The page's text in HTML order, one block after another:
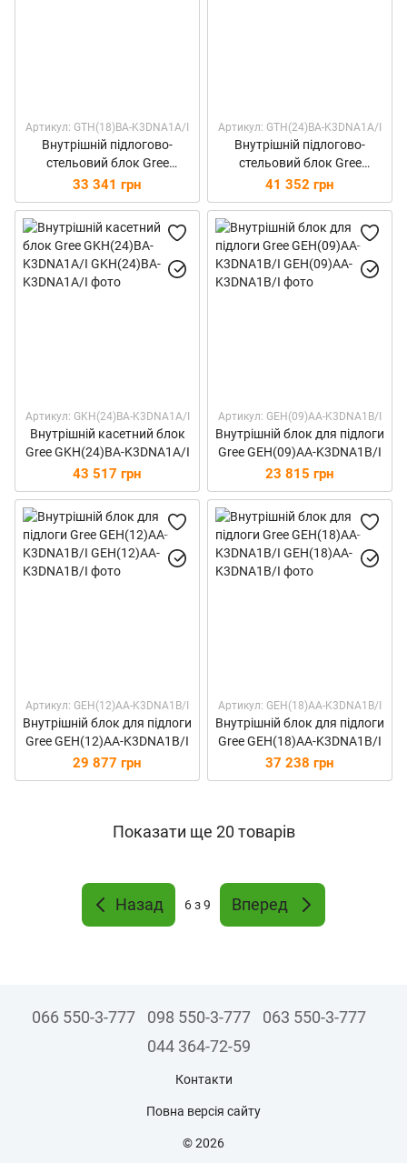
Артикул: GTH(18)BA-K3DNA1A/I
Внутрішній підлогово-
стельовий блок Gree
GTH(18)BA-K3DNA1A/I
33 341 грн
Артикул: GTH(24)BA-K3DNA1A/I
Внутрішній підлогово-
стельовий блок Gree
GTH(24)BA-K3DNA1A/I
41 352 грн
Артикул: GKH(24)BA-K3DNA1A/I
Внутрішній касетний блок
Gree GKH(24)BA-K3DNA1A/I
43 517 грн
Артикул: GEH(09)AA-K3DNA1B/I
Внутрішній блок для підлоги
Gree GEH(09)AA-K3DNA1B/I
23 815 грн
Артикул: GEH(12)AA-K3DNA1B/I
Внутрішній блок для підлоги
Gree GEH(12)AA-K3DNA1B/I
29 877 грн
Артикул: GEH(18)AA-K3DNA1B/I
Внутрішній блок для підлоги
Gree GEH(18)AA-K3DNA1B/I
37 238 грн
Показати ще 20 товарів
Назад 6з 9 Вперед
066 550-3-777 098 550-3-777
063 550-3-777
044 364-72-59
Контакти
Повна версія сайту
© 2026